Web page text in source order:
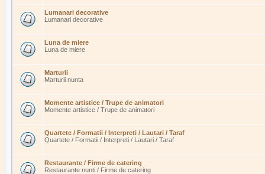
Lumanari decorative
Lumanari decorative
Luna de miere
Luna de miere
Marturii
Marturii nunta
Momente artistice / Trupe de animatori
Momente artistice / Trupe de animatori
Quartete / Formatii / Interpreti / Lautari / Taraf
Quartete / Formatii / Interpreti / Lautari / Taraf
Restaurante / Firme de catering
Restaurante nunti / Firme de catering